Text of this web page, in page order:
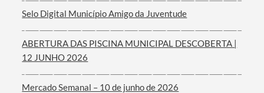
Filtros
Selo Digital Município Amigo da Juventude
ABERTURA DAS PISCINA MUNICIPAL DESCOBERTA |
12 JUNHO 2026
Mercado Semanal – 10 de junho de 2026